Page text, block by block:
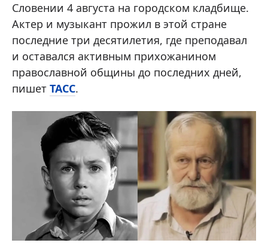
Словении 4 августа на городском кладбище.
Актер и музыкант прожил в этой стране
последние три десятилетия, где преподавал
и оставался активным прихожанином
православной общины до последних дней,
пишет ТАСС.